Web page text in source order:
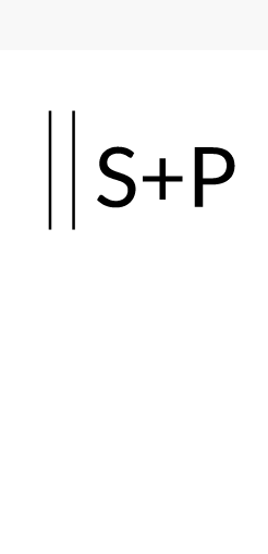
main